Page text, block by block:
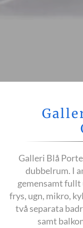
Galleri Blå
dubbelrum. I
gemensamt
frys, ugn, mikro,
två separata
samt